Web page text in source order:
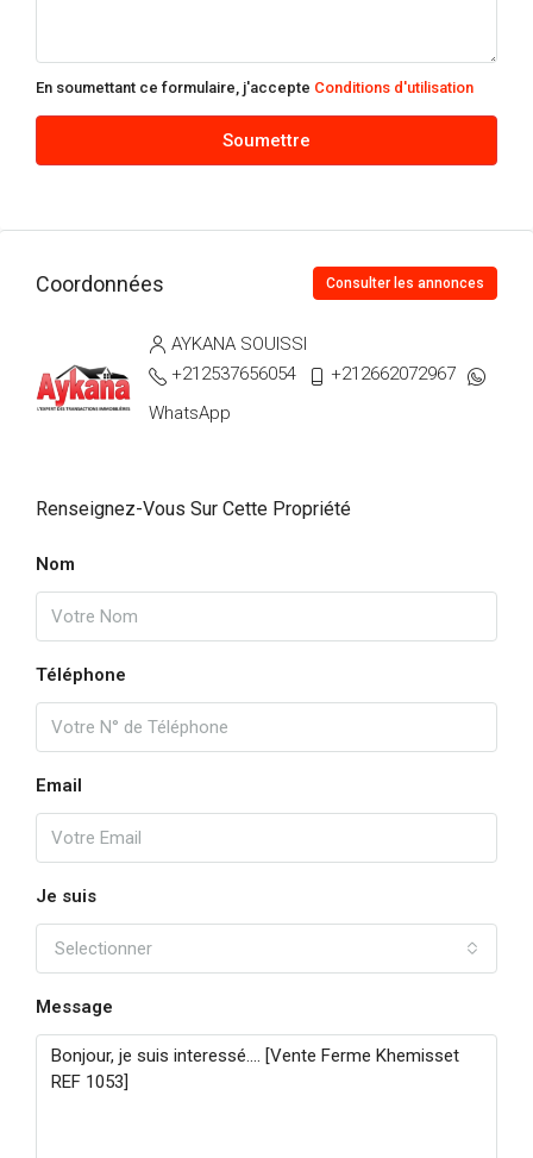
En soumettant ce formulaire, j'accepte Conditions d'utilisation
Soumettre
Coordonnées Consulter les annonces
AYKANA SOUISSI
+212537656054
+212662072967
WhatsApp
Renseignez-Vous Sur Cette Propriété
Nom
Téléphone
Email
Je suis
Selectionner
Message